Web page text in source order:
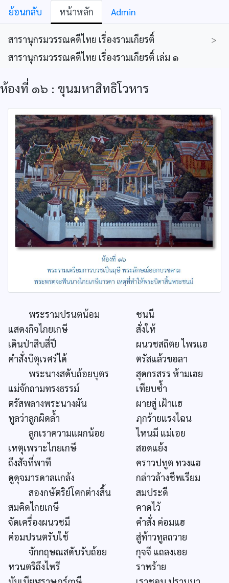
ย้อนกลับ หน้าหลัก Admin
สารานุกรมวรรณคดีไทย เรื่องรามเกียรติ์
>
สารานุกรมวรรณคดีไทย เรื่องรามเกียรติ์ เล่ม ๑
ห้องที่ ๑๖ : ขุนมหาสิทธิโวหาร
พระรามปรนตน้อม
ชนนี
แสดงกิจไกยเกษี
สั่งให้
เดินป่าสิบสี่ปี
ผนวชสถิตย ไพรแฮ
คำสั่งบิตุเรศร์ได้
ตรัสแล้วขอลา
พระนางสดับถ้อยบุตร
สุดกรสรร ห้ามเฮย
แม่จักถามทรงธรรม์
เทียบซ้ำ
ตรัสพลางพระนางผัน
ผายสู่ เฝ้าแฮ
ทูลว่าลูกผิดล้ำ
ฦกร้ายแรงไฉน
ลูกเราความแผกน้อย
ไหนมี แม่เอย
เหตุเพราะไกยเกษี
สอดแย้ง
ถึงสัจที่พาที
คราวปทูต ทวงแฮ
ดูดุจมารดาลแกล้ง
กล่าวล้างชีพเรียม
สองกษัตริย์โศกต่างสิ้น
สมประดี
สมคิดไกยเกษี
คาดไว้
จัดเครื่องผนวชมี
คำสั่ง ค่อมแฮ
ค่อมปรนตรับใช้
สู่ท้าวทูลถวาย
จักกฤษณสดับรับถ้อย
กุจจี แถลงเอย
หวนตริถึงไพรี
ราพร้าย